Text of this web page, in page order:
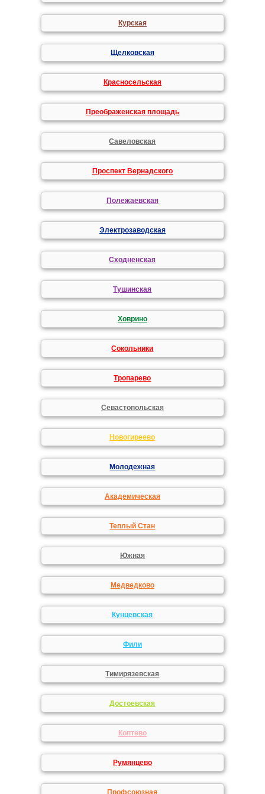
Курская
Щелковская
Красносельская
Преображенская площадь
Савеловская
Проспект Вернадского
Полежаевская
Электрозаводская
Сходненская
Тушинская
Ховрино
Сокольники
Тропарево
Севастопольская
Новогиреево
Молодежная
Академическая
Теплый Стан
Южная
Медведково
Кунцевская
Фили
Тимирязевская
Достоевская
Коптево
Румянцево
Профсоюзная